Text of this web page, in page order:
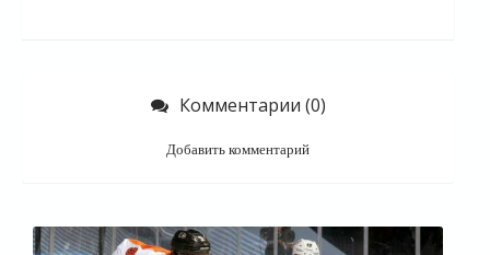
Комментарии (0)
Добавить комментарий